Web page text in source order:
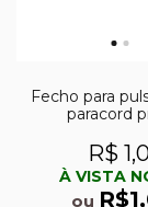
Fecho para
paracord
R$
À VISTA
ou